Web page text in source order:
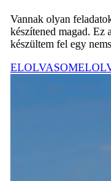
Vannak olyan
készítened magad. Ez
készültem fel egy
ELOLVASOM